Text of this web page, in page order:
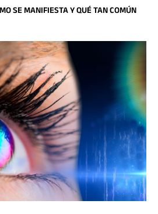
SE MANIFIESTA Y QUÉ TAN COMÚN